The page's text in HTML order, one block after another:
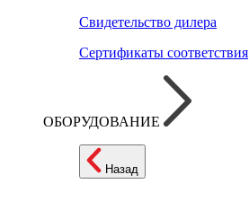
Свидетельство дилера
Сертификаты соответствия
ОБОРУДОВАНИЕ
Назад